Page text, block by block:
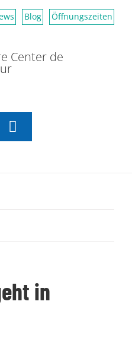
Blog Öffnungszeiten
Toggle
Über unsin